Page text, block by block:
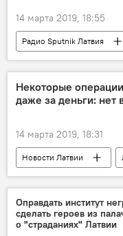
14 марта 2019, 18:55
Радио Sputnik Латвия
Литва
Росатом
Некоторые
даже за деньги: нет
14 марта 2019, 18:31
Новости Латвии
Оправдать институт
сделать героев из
о "страданиях" Латвии